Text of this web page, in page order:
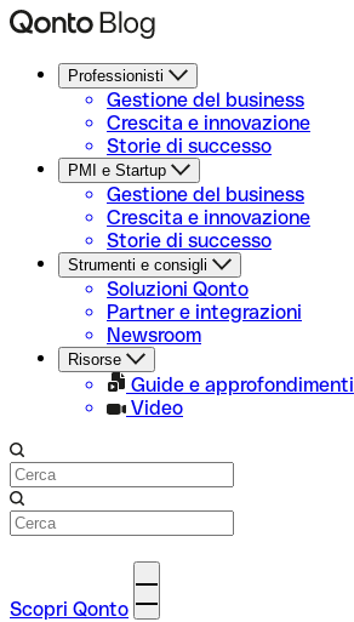
Professionisti
Gestione del business
Crescita e innovazione
Storie di successo
PMI e Startup
Gestione del business
Crescita e innovazione
Storie di successo
Strumenti e consigli
Soluzioni Qonto
Partner e integrazioni
Newsroom
Risorse
Guide e approfondimenti
Video
Scopri Qonto